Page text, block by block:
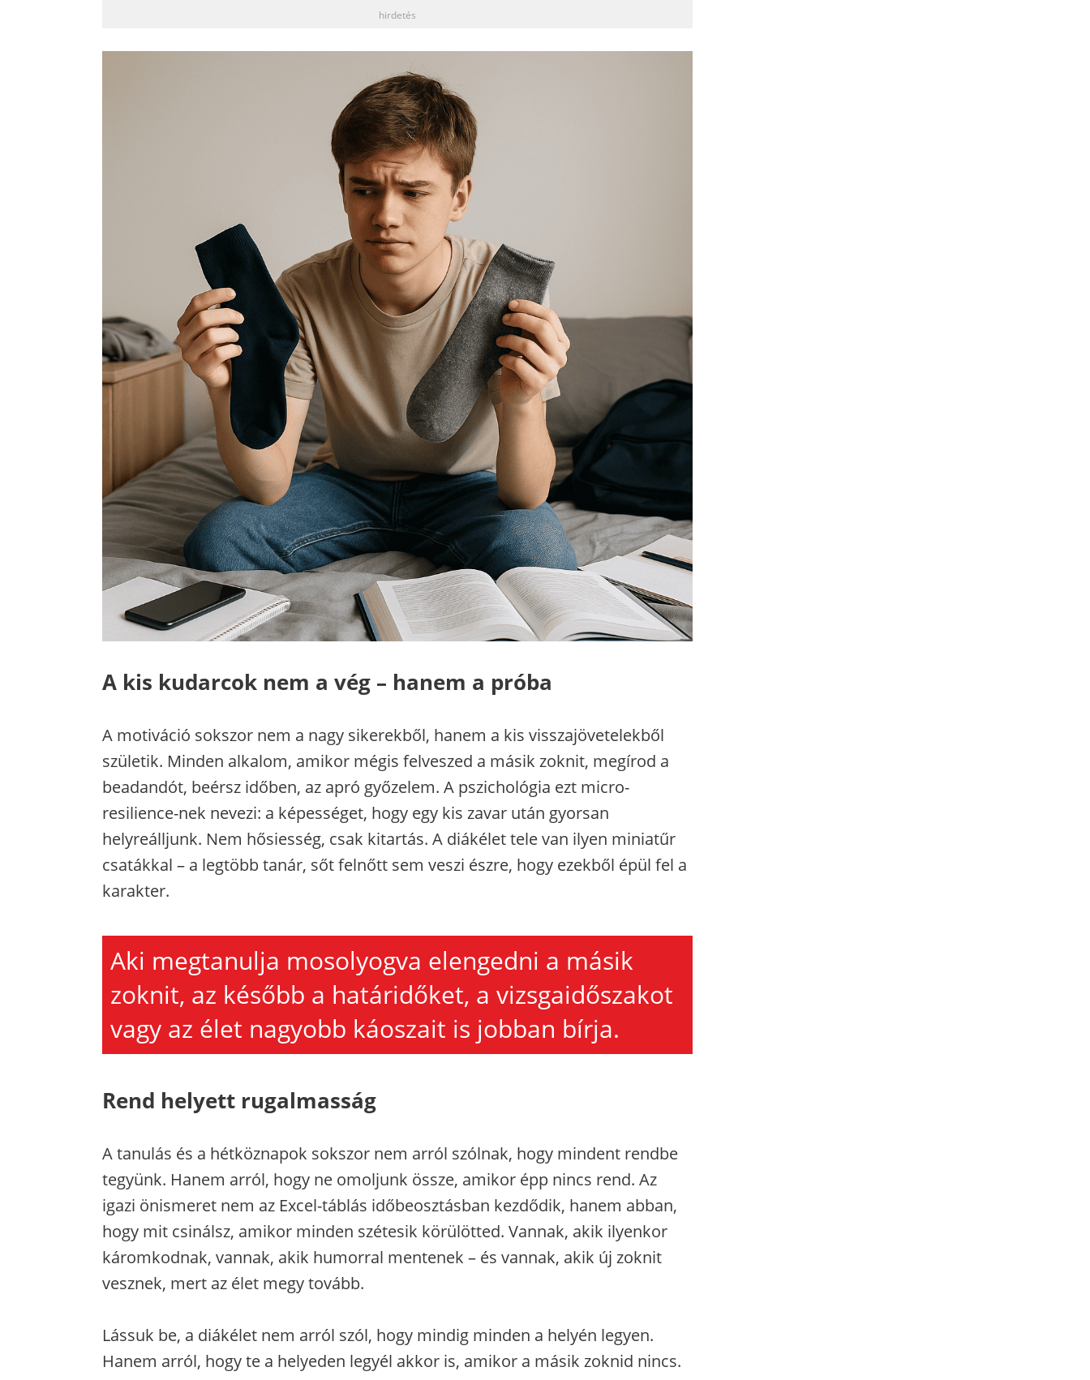
hirdetés
A kis kudarcok nem a vég – hanem a próba
A motiváció sokszor nem a nagy sikerekből, hanem a kis visszajövetelekből
születik. Minden alkalom, amikor mégis felveszed a másik zoknit, megírod a
beadandót, beérsz időben, az apró győzelem. A pszichológia ezt micro-
resilience-nek nevezi: a képességet, hogy egy kis zavar után gyorsan
helyreálljunk. Nem hősiesség, csak kitartás. A diákélet tele van ilyen miniatűr
csatákkal – a legtöbb tanár, sőt felnőtt sem veszi észre, hogy ezekből épül fel a
karakter.
Aki megtanulja mosolyogva elengedni a másik
zoknit, az később a határidőket, a vizsgaidőszakot
vagy az élet nagyobb káoszait is jobban bírja.
Rend helyett rugalmasság
A tanulás és a hétköznapok sokszor nem arról szólnak, hogy mindent rendbe
tegyünk. Hanem arról, hogy ne omoljunk össze, amikor épp nincs rend. Az
igazi önismeret nem az Excel-táblás időbeosztásban kezdődik, hanem abban,
hogy mit csinálsz, amikor minden szétesik körülötted. Vannak, akik ilyenkor
káromkodnak, vannak, akik humorral mentenek – és vannak, akik új zoknit
vesznek, mert az élet megy tovább.
Lássuk be, a diákélet nem arról szól, hogy mindig minden a helyén legyen.
Hanem arról, hogy te a helyeden legyél akkor is, amikor a másik zoknid nincs.